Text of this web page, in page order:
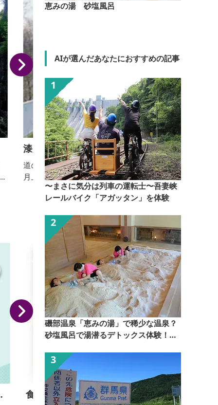
漆原しだれ桜並木
道の駅よしおか温泉東側の「しだれ桜並木」は例年4
月上旬～中旬ごろが見ごろです。 並木はサイクリン
グロード沿いにあるため、自転車を持っていればサイ
クリングとともに桜を楽しむことができます。 ま
り」に合わせて並木の桜に提灯が掲げられ夜桜を楽し
むこともできます。 地元の里親が大切に守ってきた
約15本の桜たちは愛情込めて育てられたからこそ、美
食の駅ぐんま吉岡店「雅」
恵みの湯 砂塩風呂
AIが選んだあなたにおすすめの記事
〜まさに気分は列車の運転士〜吾妻峡
レールバイク「アガッタン」を体験
磯部温泉「恵みの湯」で稀少な温泉？
砂塩風呂で湯潜るデトックス体験！
者）】